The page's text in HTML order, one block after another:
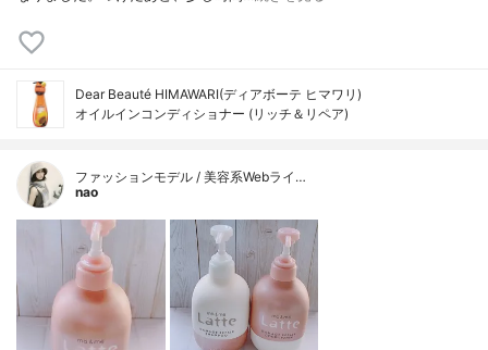
Dear Beauté HIMAWARI(ディアボーテ ヒマワリ)
オイルインコンディショナー (リッチ＆リペア)
ファッションモデル / 美容系Webライ…
nao